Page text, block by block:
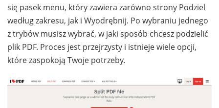
się pasek menu, który zawiera zarówno strony Podziel
według zakresu, jak i Wyodrębnij. Po wybraniu jednego
z trybów musisz wybrać, w jaki sposób chcesz podzielić
plik PDF. Proces jest przejrzysty i istnieje wiele opcji,
które zaspokoją Twoje potrzeby.